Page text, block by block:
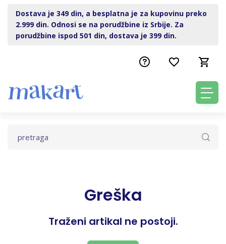
Dostava je 349 din, a besplatna je za kupovinu preko
2.999 din. Odnosi se na porudžbine iz Srbije. Za
porudžbine ispod 501 din, dostava je 399 din.
Greška
Traženi artikal ne postoji.